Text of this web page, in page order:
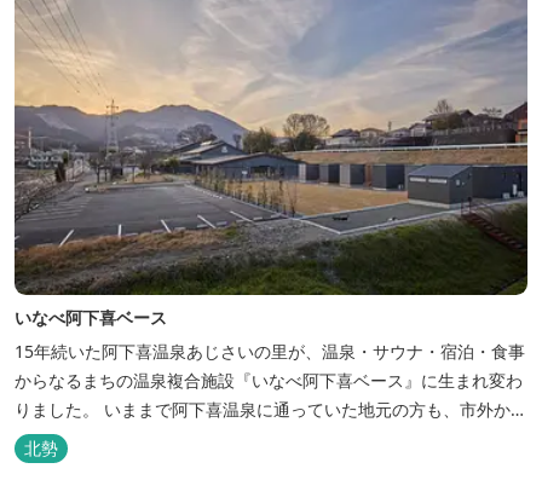
いなべ阿下喜ベース
15年続いた阿下喜温泉あじさいの里が、温泉・サウナ・宿泊・食事
からなるまちの温泉複合施設『いなべ阿下喜ベース』に生まれ変わ
りました。 いままで阿下喜温泉に通っていた地元の方も、市外から
いなべ市に遊びに来られる方も楽しめる施設になります。今まで人
気だった温泉はそのままに、サウナエリアやコンテナタイプの宿
北勢